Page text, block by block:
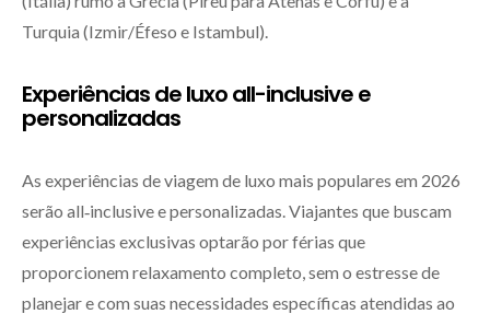
Turquia (Izmir/Éfeso e Istambul).
Experiências de luxo all-inclusive e
personalizadas
As experiências de viagem de luxo mais populares em 2026
serão all‑inclusive e personalizadas. Viajantes que buscam
experiências exclusivas optarão por férias que
proporcionem relaxamento completo, sem o estresse de
planejar e com suas necessidades específicas atendidas ao